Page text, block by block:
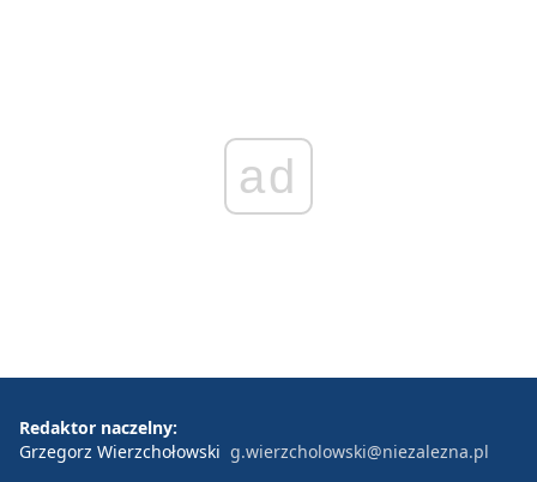
ad
Redaktor naczelny:
Grzegorz Wierzchołowski g.wierzcholowski@niezalezna.pl